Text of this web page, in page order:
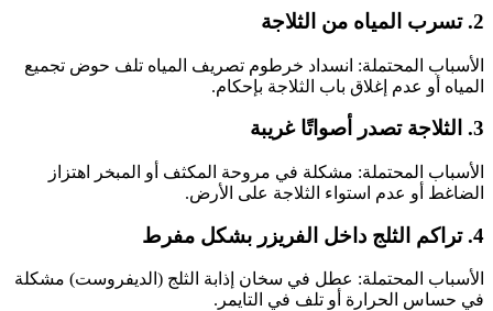
2. تسرب المياه من الثلاجة
الأسباب المحتملة: انسداد خرطوم تصريف المياه تلف حوض تجميع
المياه أو عدم إغلاق باب الثلاجة بإحكام.
3. الثلاجة تصدر أصواتًا غريبة
الأسباب المحتملة: مشكلة في مروحة المكثف أو المبخر اهتزاز
الضاغط أو عدم استواء الثلاجة على الأرض.
4. تراكم الثلج داخل الفريزر بشكل مفرط
الأسباب المحتملة: عطل في سخان إذابة الثلج (الديفروست) مشكلة
في حساس الحرارة أو تلف في التايمر.